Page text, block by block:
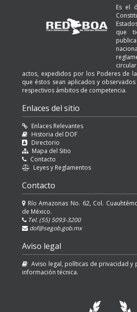
Es el
que
actos, expedidos por los Poderes de
que éstos sean aplicados y
respectivos ámbitos de competencia.
Enlaces del sitio
Enlaces Relevantes
Historia del DOF
Directorio
Mapa del Sitio
Contacto
Leyes y Reglamentos
Contacto
Río Amazonas No. 62, Col.
de México.
Tel. (55) 5093-3200
dof@segob.gob.mx
Aviso legal
Aviso legal, políticas de privacidad y
información técnica.